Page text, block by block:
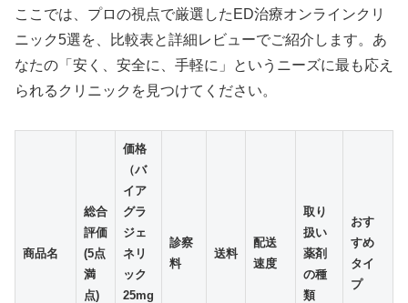
ここでは、プロの視点で厳選したED治療オンラインクリ
ニック5選を、比較表と詳細レビューでご紹介します。あ
なたの「安く、安全に、手軽に」というニーズに最も応え
られるクリニックを見つけてください。
商品名
総合
評価
(5点
満
点)
価格
（バ
イア
グラ
ジェ
ネリ
ック
25mg
診察
料
送料
配送
速度
取り
扱い
薬剤
の種
類
おす
すめ
タイ
プ